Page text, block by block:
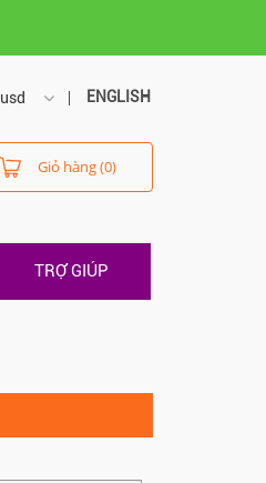
usd
usd
vnd
ENGLISH
Giỏ hàng (0)
TRỢ GIÚP